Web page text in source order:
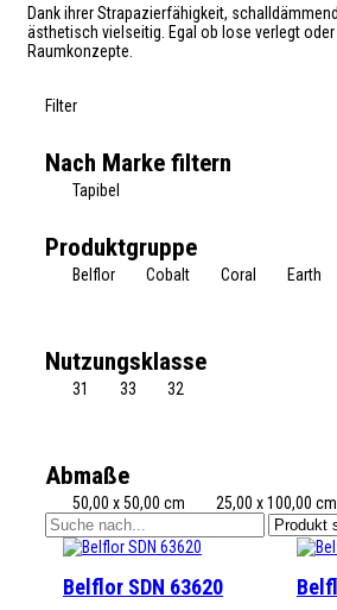
Dank ihrer Strapazierfähigkeit,
ästhetisch vielseitig. Egal ob lose verlegt
Raumkonzepte.
Filter
Nach Marke filtern
Tapibel
Produktgruppe
Belflor Cobalt Coral Earth
Nutzungsklasse
31 33 32
Abmaße
50,00 x 50,00 cm 25,00 x 100,00 cm
Belflor SDN 63620